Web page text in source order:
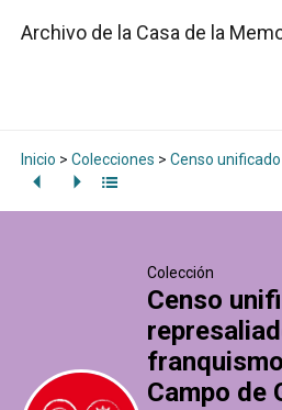
Archivo de la Casa de la
Inicio > Colecciones > Censo
Colección
Censo
Campo de